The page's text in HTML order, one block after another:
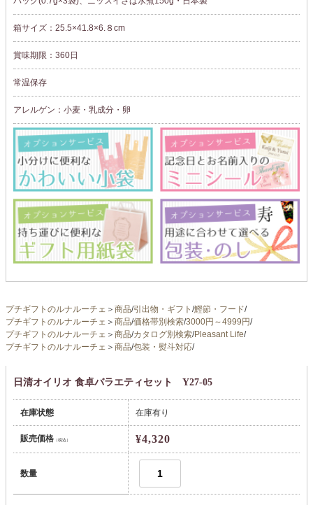
箱サイズ：25.5×41.8×6.８cm
賞味期限：360日
常温保存
アレルゲン：小麦・乳成分・卵
プチギフトのルナルーチェ ＞ 商品/引出物・ギフト /鰹節・フード/
プチギフトのルナルーチェ ＞ 商品/価格帯別検索/3000円～4999円/
プチギフトのルナルーチェ ＞ 商品/カタログ別検索/Pleasant Life/
プチギフトのルナルーチェ ＞ 商品/包装・熨斗対応/
日清オイリオ 食卓バラエティセット Y27-05
在庫状態 在庫有り
販売価格（税込） ¥4,320
数量